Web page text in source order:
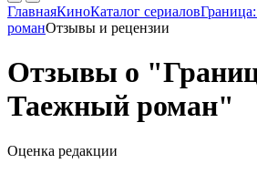
ГлавнаяКиноКаталог сериалов
романОтзывы и рецензии
Отзывы о
Таежный роман"
Оценка редакции